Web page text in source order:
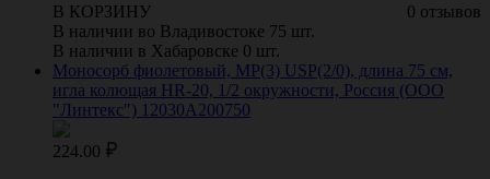
0 отзывов
В КОРЗИНУ
В наличии во Владивостоке 75 шт.
В наличии в Хабаровске 0 шт.
Моносорб фиолетовый, МР(3) USP(2/0), длина 75 см,
игла колющая HR-20, 1/2 окружности, Россия (ООО
"Линтекс") 12030A200750
224.00